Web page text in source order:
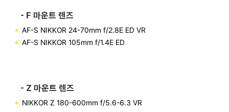
- F 마운트 렌즈
AF-S NIKKOR 24-70mm f/2.8E ED VR
AF-S NIKKOR 105mm f/1.4E ED
- Z 마운트 렌즈
NIKKOR Z 180-600mm f/5.6-6.3 VR